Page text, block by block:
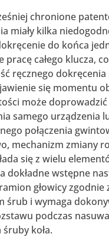
chronione
miały kilka
do końca
pracę całego klucza,
ręcznego dokręcenia
się momentu
może
samego urządzenia
połączenia
mechanizm zmiany
się z wielu
dokładne wstępne
głowicy zgodnie
śrub i wymaga
podczas
śruby koła.